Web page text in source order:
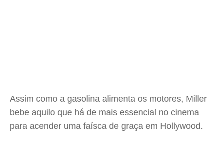
Assim como a gasolina alimenta os motores, Miller
bebe aquilo que há de mais essencial no cinema
para acender uma faísca de graça em Hollywood.